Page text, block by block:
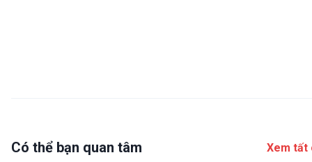
Có thể bạn quan tâm Xem tất